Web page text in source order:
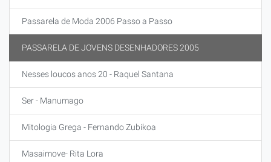
Passarela de Moda 2006 Passo a Passo
PASSARELA DE JOVENS DESENHADORES 2005
Nesses loucos anos 20 - Raquel Santana
Ser - Manumago
Mitologia Grega - Fernando Zubikoa
Masaimove- Rita Lora